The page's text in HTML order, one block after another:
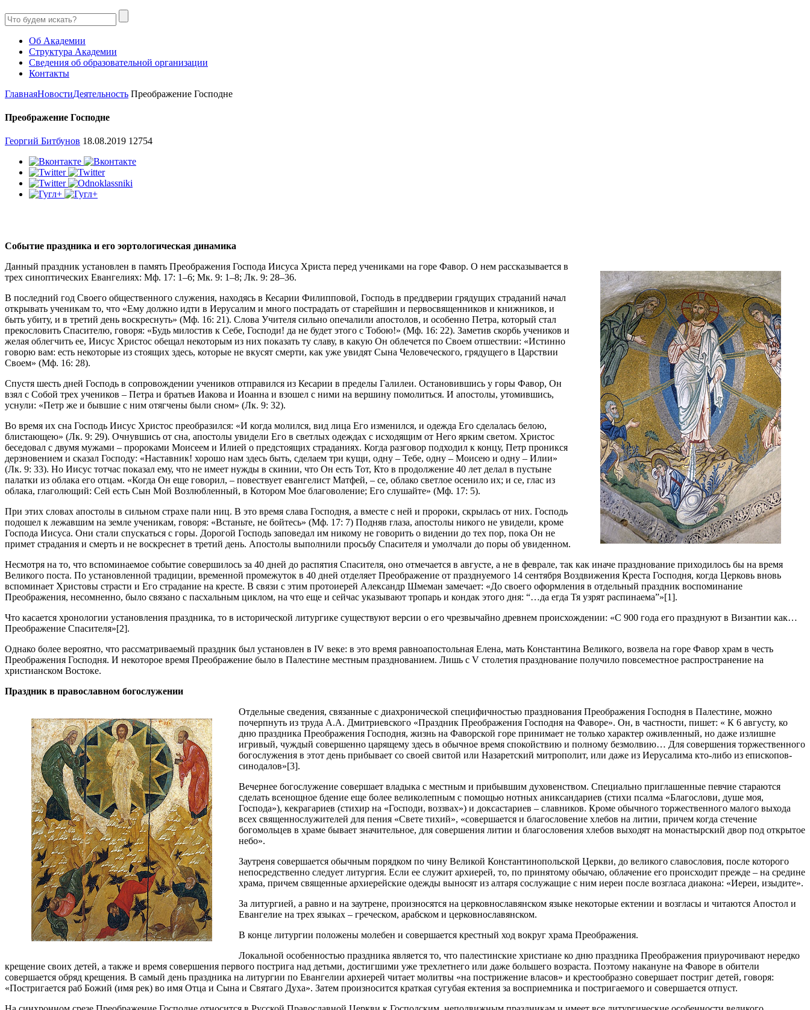
Об Академии
Структура Академии
Сведения об образовательной организации
Контакты
ГлавнаяНовостиДеятельность Преображение Господне
Преображение Господне
Георгий Битбунов 18.08.2019 12754
Событие праздника и его эортологическая динамика
Данный праздник установлен в память Преображения Господа Иисуса Христа перед учениками на горе Фавор. О нем рассказывается в
трех синоптических Евангелиях: Мф. 17: 1–6; Мк. 9: 1–8; Лк. 9: 28–36.
В последний год Своего общественного служения, находясь в Кесарии Филипповой, Господь в преддверии грядущих страданий начал
открывать ученикам то, что «Ему должно идти в Иерусалим и много пострадать от старейшин и первосвященников и книжников, и
быть убиту, и в третий день воскреснуть» (Мф. 16: 21). Слова Учителя сильно опечалили апостолов, и особенно Петра, который стал
прекословить Спасителю, говоря: «Будь милостив к Себе, Господи! да не будет этого с Тобою!» (Мф. 16: 22). Заметив скорбь учеников и
желая облегчить ее, Иисус Христос обещал некоторым из них показать ту славу, в какую Он облечется по Своем отшествии: «Истинно
говорю вам: есть некоторые из стоящих здесь, которые не вкусят смерти, как уже увидят Сына Человеческого, грядущего в Царствии
Своем» (Мф. 16: 28).
Спустя шесть дней Господь в сопровождении учеников отправился из Кесарии в пределы Галилеи. Остановившись у горы Фавор, Он
взял с Собой трех учеников – Петра и братьев Иакова и Иоанна и взошел с ними на вершину помолиться. И апостолы, утомившись,
уснули: «Петр же и бывшие с ним отягчены были сном» (Лк. 9: 32).
Во время их сна Господь Иисус Христос преобразился: «И когда молился, вид лица Его изменился, и одежда Его сделалась белою,
блистающею» (Лк. 9: 29). Очнувшись от сна, апостолы увидели Его в светлых одеждах с исходящим от Него ярким светом. Христос
беседовал с двумя мужами – пророками Моисеем и Илией о предстоящих страданиях. Когда разговор подходил к концу, Петр проникся
дерзновением и сказал Господу: «Наставник! хорошо нам здесь быть, сделаем три кущи, одну – Тебе, одну – Моисею и одну – Илии»
(Лк. 9: 33). Но Иисус тотчас показал ему, что не имеет нужды в скинии, что Он есть Тот, Кто в продолжение 40 лет делал в пустыне
палатки из облака его отцам. «Когда Он еще говорил, – повествует евангелист Матфей, – се, облако светлое осенило их; и се, глас из
облака, глаголющий: Сей есть Сын Мой Возлюбленный, в Котором Мое благоволение; Его слушайте» (Мф. 17: 5).
При этих словах апостолы в сильном страхе пали ниц. В это время слава Господня, а вместе с ней и пророки, скрылась от них. Господь
подошел к лежавшим на земле ученикам, говоря: «Встаньте, не бойтесь» (Мф. 17: 7) Подняв глаза, апостолы никого не увидели, кроме
Господа Иисуса. Они стали спускаться с горы. Дорогой Господь заповедал им никому не говорить о видении до тех пор, пока Он не
примет страдания и смерть и не воскреснет в третий день. Апостолы выполнили просьбу Спасителя и умолчали до поры об увиденном.
Несмотря на то, что вспоминаемое событие совершилось за 40 дней до распятия Спасителя, оно отмечается в августе, а не в феврале, так как иначе празднование приходилось бы на время
Великого поста. По установленной традиции, временной промежуток в 40 дней отделяет Преображение от празднуемого 14 сентября Воздвижения Креста Господня, когда Церковь вновь
вспоминает Христовы страсти и Его страдание на кресте. В связи с этим протоиерей Александр Шмеман замечает: «До своего оформления в отдельный праздник воспоминание
Преображения, несомненно, было связано с пасхальным циклом, на что еще и сейчас указывают тропарь и кондак этого дня: “…да егда Тя узрят распинаема”»[1].
Что касается хронологии установления праздника, то в исторической литургике существуют версии о его чрезвычайно древнем происхождении: «С 900 года его празднуют в Византии как…
Преображение Спасителя»[2].
Однако более вероятно, что рассматриваемый праздник был установлен в IV веке: в это время равноапостольная Елена, мать Константина Великого, возвела на горе Фавор храм в честь
Преображения Господня. И некоторое время Преображение было в Палестине местным празднованием. Лишь с V столетия празднование получило повсеместное распространение на
христианском Востоке.
Праздник в православном богослужении
Отдельные сведения, связанные с диахронической специфичностью празднования Преображения Господня в Палестине, можно
почерпнуть из труда А.А. Дмитриевского «Праздник Преображения Господня на Фаворе». Он, в частности, пишет: « К 6 августу, ко
дню праздника Преображения Господня, жизнь на Фаворской горе принимает не только характер оживленный, но даже излишне
игривый, чуждый совершенно царящему здесь в обычное время спокойствию и полному безмолвию… Для совершения торжественного
богослужения в этот день прибывает со своей свитой или Назаретский митрополит, или даже из Иерусалима кто-либо из епископов-
синодалов»[3].
Вечернее богослужение совершает владыка с местным и прибывшим духовенством. Специально приглашенные певчие стараются
сделать всенощное бдение еще более великолепным с помощью нотных аниксандариев (стихи псалма «Благослови, душе моя,
Господа»), кекрагариев (стихир на «Господи, воззвах») и доксастариев – славников. Кроме обычного торжественного малого выхода
всех священнослужителей для пения «Свете тихий», «совершается и благословение хлебов на литии, причем когда стечение
богомольцев в храме бывает значительное, для совершения литии и благословения хлебов выходят на монастырский двор под открытое
небо».
Заутреня совершается обычным порядком по чину Великой Константинопольской Церкви, до великого славословия, после которого
непосредственно следует литургия. Если ее служит архиерей, то, по принятому обычаю, облачение его происходит прежде – на средине
храма, причем священные архиерейские одежды выносят из алтаря сослужащие с ним иереи после возгласа диакона: «Иереи, изыдите».
За литургией, а равно и на заутрене, произносятся на церковнославянском языке некоторые ектении и возгласы и читаются Апостол и
Евангелие на трех языках – греческом, арабском и церковнославянском.
В конце литургии положены молебен и совершается крестный ход вокруг храма Преображения.
Локальной особенностью праздника является то, что палестинские христиане ко дню праздника Преображения приурочивают нередко
крещение своих детей, а также и время совершения первого пострига над детьми, достигшими уже трехлетнего или даже большего возраста. Поэтому накануне на Фаворе в обители
совершается обряд крещения. В самый день праздника на литургии по Евангелии архиерей читает молитвы «на пострижение власов» и кресто­образно совершает постриг детей, говоря:
«Постригается раб Божий (имя рек) во имя Отца и Сына и Святаго Духа». Затем произносится краткая сугубая ектения за восприемника и постригаемого и совершается отпуст.